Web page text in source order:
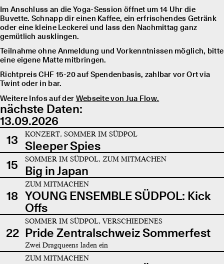
Im Anschluss an die Yoga-Session öffnet um 14 Uhr die
Buvette. Schnapp dir einen Kaffee, ein erfrischendes Getränk
oder eine kleine Leckerei und lass den Nachmittag ganz
gemütlich ausklingen.
Teilnahme ohne Anmeldung und Vorkenntnissen möglich, bitte
eine eigene Matte mitbringen.
Richtpreis CHF 15-20 auf Spendenbasis, zahlbar vor Ort via
Twint oder in bar.
Weitere Infos auf der Webseite von Jua Flow.
nächste Daten:
13.09.2026
13
KONZERT, SOMMER IM SÜDPOL
Sleeper Spies
15
SOMMER IM SÜDPOL, ZUM MITMACHEN
Big in Japan
18
ZUM MITMACHEN
YOUNG ENSEMBLE SÜDPOL: Kick
Offs
22
SOMMER IM SÜDPOL, VERSCHIEDENES
Pride Zentralschweiz Sommerfest
Zwei Dragqueens laden ein
ZUM MITMACHEN